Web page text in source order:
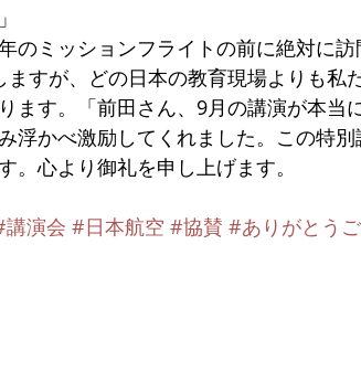
のミッションフライトの前に絶対に
すが、どの日本の教育現場よりも私
ます。「前田さん、9月の講演が本当
浮かべ激励してくれました。この特
心より御礼を申し上げます。
講演会 #日本航空 #協賛 #ありがとう